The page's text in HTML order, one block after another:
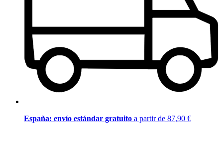
España: envío estándar gratuito a partir de 87,90 €